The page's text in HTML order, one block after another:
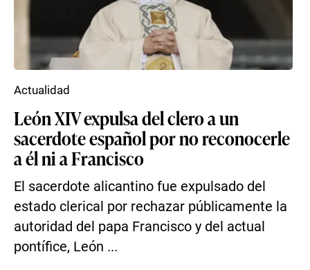
León XIV expulsa del clero a un
sacerdote español por no reconocerle
a él ni a Francisco
El sacerdote alicantino fue expulsado del
estado clerical por rechazar públicamente la
autoridad del papa Francisco y del actual
pontífice, León ...
Actualidad